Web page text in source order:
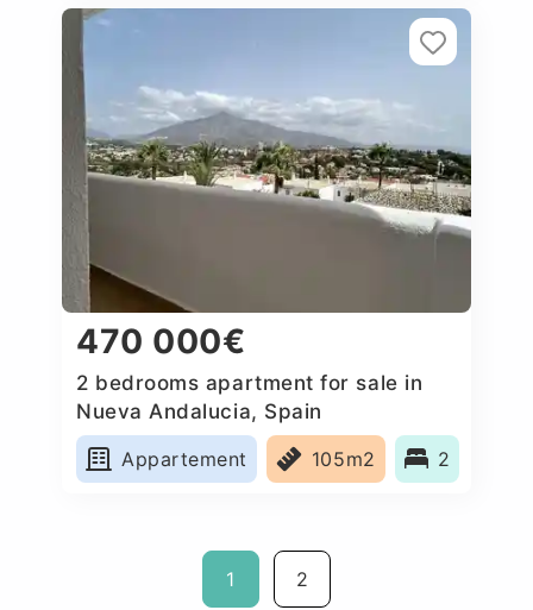
470 000€
2 bedrooms apartment for sale in
Nueva Andalucia, Spain
Appartement
105m2 2
1 2